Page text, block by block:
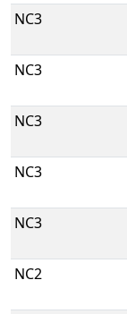
NC3
NC3
NC3
NC3
NC3
NC2